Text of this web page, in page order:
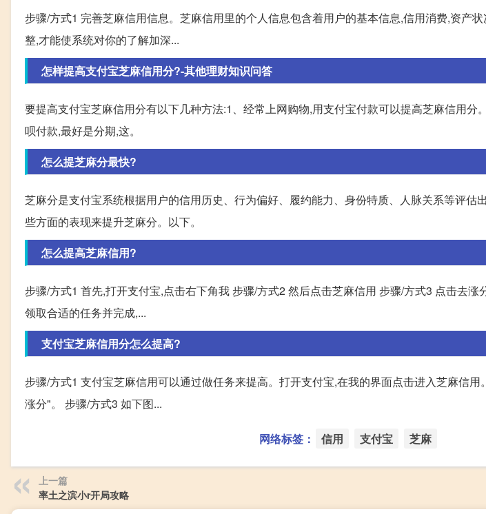
步骤/方式1 完善芝麻信用信息。芝麻信用里的个人信息包含着用户的基本信息,信用消费,资产
整,才能使系统对你的了解加深...
怎样提高支付宝芝麻信用分?-其他理财知识问答
要提高支付宝芝麻信用分有以下几种方法:1、经常上网购物,用支付宝付款可以提高芝麻信用分
呗付款,最好是分期,这。
怎么提芝麻分最快?
芝麻分是支付宝系统根据用户的信用历史、行为偏好、履约能力、身份特质、人脉关系等评估
些方面的表现来提升芝麻分。以下。
怎么提高芝麻信用?
步骤/方式1 首先,打开支付宝,点击右下角我 步骤/方式2 然后点击芝麻信用 步骤/方式3 点击去
领取合适的任务并完成,...
支付宝芝麻信用分怎么提高?
步骤/方式1 支付宝芝麻信用可以通过做任务来提高。打开支付宝,在我的界面点击进入芝麻信
涨分"。 步骤/方式3 如下图...
网络标签： 信用 支付宝 芝麻
上一篇
率土之滨小r开局攻略